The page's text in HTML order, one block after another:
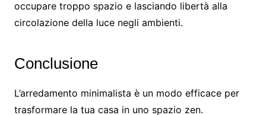
occupare troppo spazio e lasciando libertà alla
circolazione della luce negli ambienti.
Conclusione
L’arredamento minimalista è un modo efficace per
trasformare la tua casa in uno spazio zen.